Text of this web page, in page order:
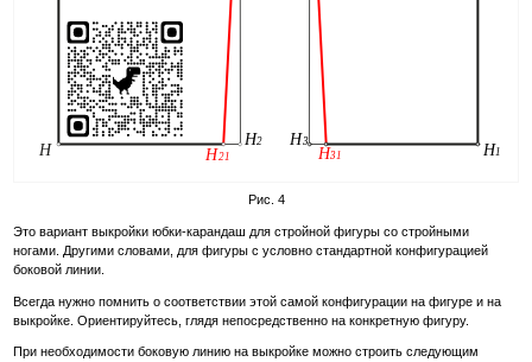
Рис. 4
Это вариант выкройки юбки-карандаш для стройной фигуры со стройными
ногами. Другими словами, для фигуры с условно стандартной конфигурацией
боковой линии.
Всегда нужно помнить о соответствии этой самой конфигурации на фигуре и на
выкройке. Ориентируйтесь, глядя непосредственно на конкретную фигуру.
При необходимости боковую линию на выкройке можно строить следующим